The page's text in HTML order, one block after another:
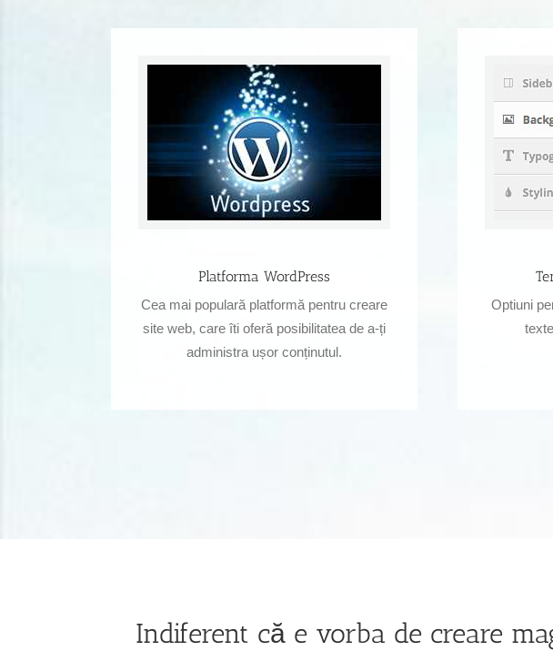
Platforma WordPress
Cea mai populară platformă pentru creare
site web, care îti oferă posibilitatea de a-ți
administra ușor conținutul.
Optiuni
Indiferent că e vorba de creare